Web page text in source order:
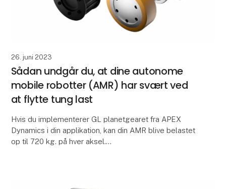
26. juni 2023
Sådan undgår du, at dine autonome
mobile robotter (AMR) har svært ved
at flytte tung last
Hvis du implementerer GL planetgearet fra APEX
Dynamics i din applikation, kan din AMR blive belastet
op til 720 kg. på hver aksel.